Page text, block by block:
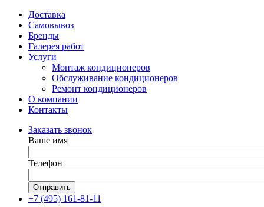
Доставка
Самовывоз
Бренды
Галерея работ
Услуги
Монтаж кондиционеров
Обслуживание кондиционеров
Ремонт кондиционеров
О компании
Контакты
Заказать звонок
Ваше имя
Телефон
Отправить
+7 (495) 161-81-11